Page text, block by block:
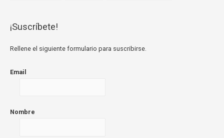
¡Suscríbete!
Rellene el siguiente formulario para suscribirse.
Email
Nombre